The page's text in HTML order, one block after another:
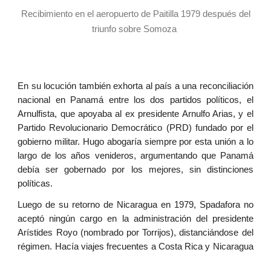
Recibimiento en el aeropuerto de Paitilla 1979 después del
triunfo sobre Somoza
En su locución también exhorta al país a una reconciliación
nacional en Panamá entre los dos partidos políticos, el
Arnulfista, que apoyaba al ex presidente Arnulfo Arias, y el
Partido Revolucionario Democrático (PRD) fundado por el
gobierno militar. Hugo abogaría siempre por esta unión a lo
largo de los años venideros, argumentando que Panamá
debía ser gobernado por los mejores, sin distinciones
políticas.
Luego de su retorno de Nicaragua en 1979, Spadafora no
aceptó ningún cargo en la administración del presidente
Arístides Royo (nombrado por Torrijos), distanciándose del
régimen. Hacía viajes frecuentes a Costa Rica y Nicaragua